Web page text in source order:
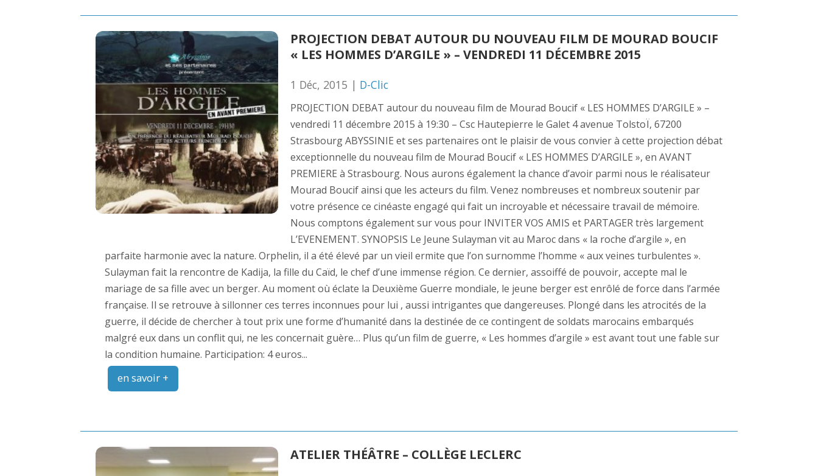
PROJECTION DEBAT AUTOUR DU NOUVEAU FILM DE MOURAD BOUCIF
« LES HOMMES D’ARGILE » – VENDREDI 11 DÉCEMBRE 2015
1 Déc, 2015 | D-Clic
PROJECTION DEBAT autour du nouveau film de Mourad Boucif « LES HOMMES D’ARGILE » –
vendredi 11 décembre 2015 à 19:30 – Csc Hautepierre le Galet 4 avenue TolstoÏ, 67200
Strasbourg ABYSSINIE et ses partenaires ont le plaisir de vous convier à cette projection débat
exceptionnelle du nouveau film de Mourad Boucif « LES HOMMES D’ARGILE », en AVANT
PREMIERE à Strasbourg. Nous aurons également la chance d’avoir parmi nous le réalisateur
Mourad Boucif ainsi que les acteurs du film. Venez nombreuses et nombreux soutenir par
votre présence ce cinéaste engagé qui fait un incroyable et nécessaire travail de mémoire.
Nous comptons également sur vous pour INVITER VOS AMIS et PARTAGER très largement
L’EVENEMENT. SYNOPSIS Le Jeune Sulayman vit au Maroc dans « la roche d’argile », en
parfaite harmonie avec la nature. Orphelin, il a été élevé par un vieil ermite que l’on surnomme l’homme « aux veines turbulentes ».
Sulayman fait la rencontre de Kadija, la fille du Caïd, le chef d’une immense région. Ce dernier, assoiffé de pouvoir, accepte mal le
mariage de sa fille avec un berger. Au moment où éclate la Deuxième Guerre mondiale, le jeune berger est enrôlé de force dans l’armée
française. Il se retrouve à sillonner ces terres inconnues pour lui , aussi intrigantes que dangereuses. Plongé dans les atrocités de la
guerre, il décide de chercher à tout prix une forme d’humanité dans la destinée de ce contingent de soldats marocains embarqués
malgré eux dans un conflit qui, ne les concernait guère… Plus qu’un film de guerre, « Les hommes d’argile » est avant tout une fable sur
la condition humaine. Participation: 4 euros...
en savoir +
ATELIER THÉÂTRE – COLLÈGE LECLERC